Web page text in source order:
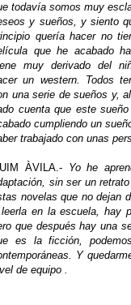
todavía somos muy
y sueños, y siento
quería hacer no
que he acabado
muy derivado del
un western. Todos
una serie de sueños y,
cuenta que este
cumpliendo un
trabajado con unas
ÀVILA.- Yo he
sin ser un
novelas que no dejan
en la escuela, hay
que después hay una
es la ficción,
Y
de equipo .